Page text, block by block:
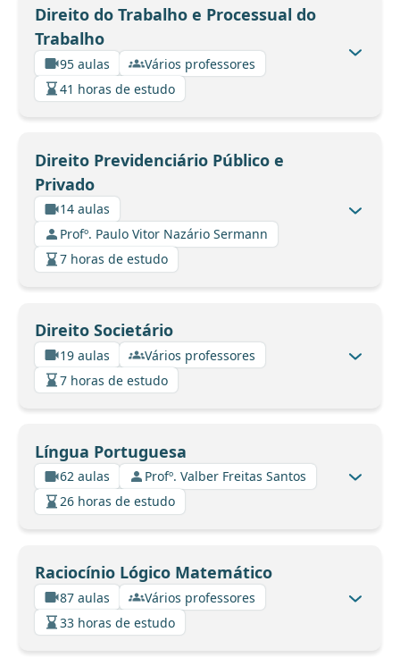
Direito do Trabalho e Processual do
Trabalho
95 aulas
Vários professores
41 horas de estudo
Direito Previdenciário Público e
Privado
14 aulas
Profº. Paulo Vitor Nazário Sermann
7 horas de estudo
Direito Societário
19 aulas
Vários professores
7 horas de estudo
Língua Portuguesa
62 aulas
Profº. Valber Freitas Santos
26 horas de estudo
Raciocínio Lógico Matemático
87 aulas
Vários professores
33 horas de estudo